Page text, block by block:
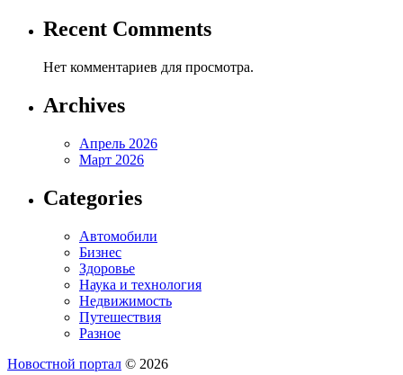
Recent Comments
Нет комментариев для просмотра.
Archives
Апрель 2026
Март 2026
Categories
Автомобили
Бизнес
Здоровье
Наука и технология
Недвижимость
Путешествия
Разное
Новостной портал © 2026